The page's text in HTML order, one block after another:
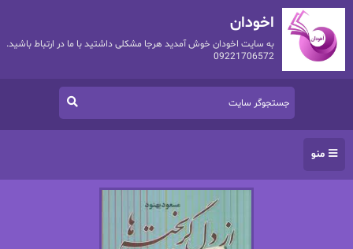
اخودان
به سایت اخودان خوش آمدید هرجا مشکلی داشتید با ما در ارتباط باشید.
09221706572
منو